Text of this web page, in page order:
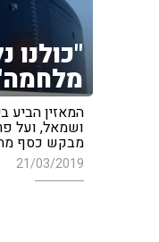
"כולנו
המאזין הביע
ושמאל, ועל
מבקש כסף
21/03/2019